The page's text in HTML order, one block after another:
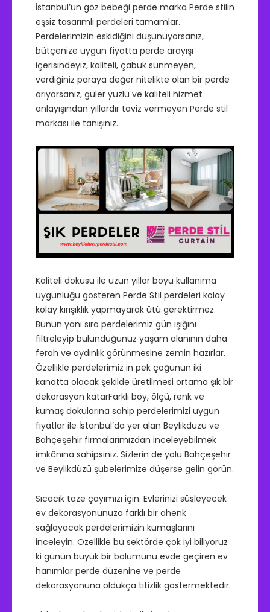
İstanbul’un göz bebeği perde marka Perde stilin
eşsiz tasarımlı perdeleri tamamlar.
Perdelerimizin eskidiğini düşünüyorsanız,
bütçenize uygun fiyatta perde arayışı
içerisindeyiz, kaliteli, çabuk sünmeyen,
verdiğiniz paraya değer nitelikte olan bir perde
arıyorsanız, güler yüzlü ve kaliteli hizmet
anlayışından yıllardır taviz vermeyen Perde stil
markası ile tanışınız.
Kaliteli dokusu ile uzun yıllar boyu kullanıma
uygunluğu gösteren Perde Stil perdeleri kolay
kolay kırışıklık yapmayarak ütü gerektirmez.
Bunun yanı sıra perdelerimiz gün ışığını
filtreleyip bulunduğunuz yaşam alanının daha
ferah ve aydınlık görünmesine zemin hazırlar.
Özellikle perdelerimiz in pek çoğunun iki
kanatta olacak şekilde üretilmesi ortama şık bir
dekorasyon katarFarklı boy, ölçü, renk ve
kumaş dokularına sahip perdelerimizi uygun
fiyatlar ile İstanbul’da yer alan Beylikdüzü ve
Bahçeşehir firmalarımızdan inceleyebilmek
imkânına sahipsiniz. Sizlerin de yolu Bahçeşehir
ve Beylikdüzü şubelerimize düşerse gelin görün.
Sıcacık taze çayımızı için. Evlerinizi süsleyecek
ev dekorasyonunuza farklı bir ahenk
sağlayacak perdelerimizin kumaşlarını
inceleyin. Özellikle bu sektörde çok iyi biliyoruz
ki günün büyük bir bölümünü evde geçiren ev
hanımlar perde düzenine ve perde
dekorasyonuna oldukça titizlik göstermektedir.